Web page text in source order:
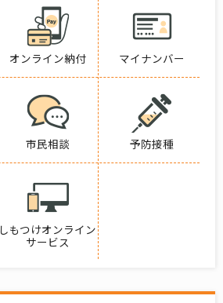
オンライン納付 マイナンバー
市民相談 予防接種
しもつけオンライン
サービス